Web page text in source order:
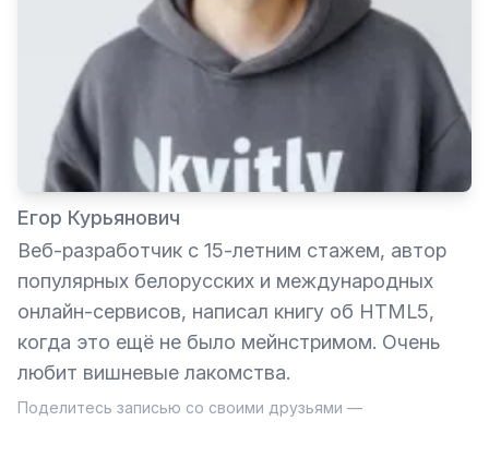
Егор Курьянович
Веб-разработчик с 15-летним стажем, автор
популярных белорусских и международных
онлайн-сервисов, написал книгу об HTML5,
когда это ещё не было мейнстримом. Очень
любит вишневые лакомства.
Поделитесь записью со своими друзьями —